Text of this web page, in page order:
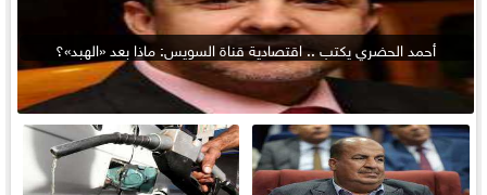
أحمد الحضري يكتب .. اقتصادية قناة السويس: ماذا بعد «الهبد»؟